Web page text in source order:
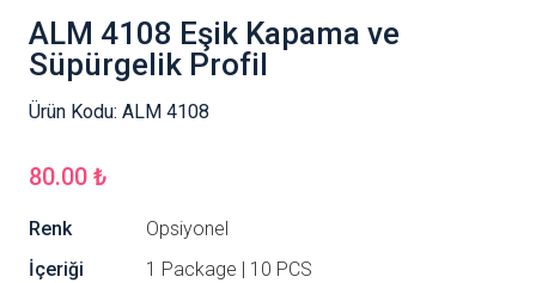
ALM 4108 Eşik Kapama ve
Süpürgelik Profil
Ürün Kodu: ALM 4108
80.00 ₺
Renk
Opsiyonel
İçeriği
1 Package | 10 PCS